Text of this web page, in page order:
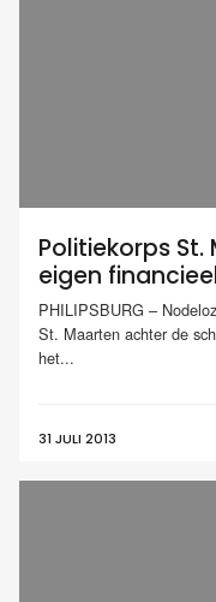
Politiekorps
eigen
PHILIPSBURG –
St. Maarten achter de
het...
31 JULI 2013